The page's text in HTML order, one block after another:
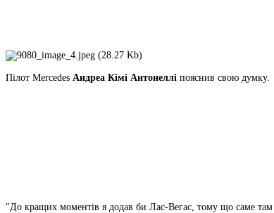
Пілот Mercedes Андреа Кімі Антонеллі пояснив свою думку.
"До кращих моментів я додав би Лас-Вегас, тому що саме там